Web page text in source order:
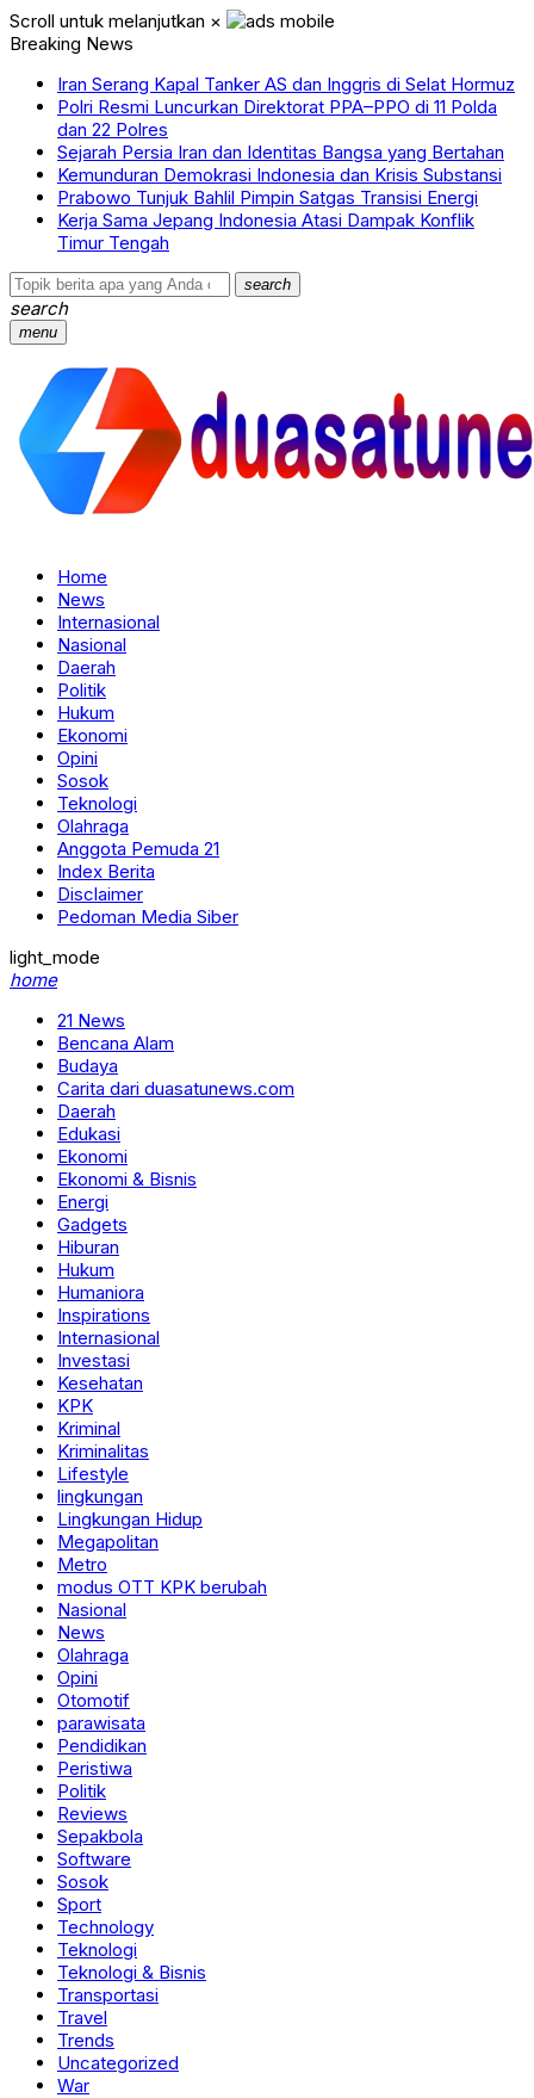
Scroll untuk melanjutkan ×
Breaking News
Iran Serang Kapal Tanker AS dan Inggris di Selat Hormuz
Polri Resmi Luncurkan Direktorat PPA–PPO di 11 Polda
dan 22 Polres
Sejarah Persia Iran dan Identitas Bangsa yang Bertahan
Kemunduran Demokrasi Indonesia dan Krisis Substansi
Prabowo Tunjuk Bahlil Pimpin Satgas Transisi Energi
Kerja Sama Jepang Indonesia Atasi Dampak Konflik
Timur Tengah
search
search
menu
Home
News
Internasional
Nasional
Daerah
Politik
Hukum
Ekonomi
Opini
Sosok
Teknologi
Olahraga
Anggota Pemuda 21
Index Berita
Disclaimer
Pedoman Media Siber
light_mode
home
21 News
Bencana Alam
Budaya
Carita dari duasatunews.com
Daerah
Edukasi
Ekonomi
Ekonomi & Bisnis
Energi
Gadgets
Hiburan
Hukum
Humaniora
Inspirations
Internasional
Investasi
Kesehatan
KPK
Kriminal
Kriminalitas
Lifestyle
lingkungan
Lingkungan Hidup
Megapolitan
Metro
modus OTT KPK berubah
Nasional
News
Olahraga
Opini
Otomotif
parawisata
Pendidikan
Peristiwa
Politik
Reviews
Sepakbola
Software
Sosok
Sport
Technology
Teknologi
Teknologi & Bisnis
Transportasi
Travel
Trends
Uncategorized
War